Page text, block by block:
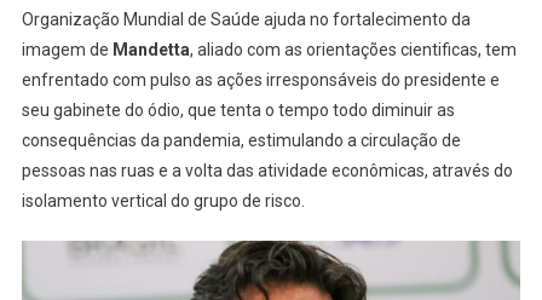
Organização Mundial de Saúde ajuda no fortalecimento da
imagem de Mandetta, aliado com as orientações cientificas, tem
enfrentado com pulso as ações irresponsáveis do presidente e
seu gabinete do ódio, que tenta o tempo todo diminuir as
consequências da pandemia, estimulando a circulação de
pessoas nas ruas e a volta das atividade econômicas, através do
isolamento vertical do grupo de risco.